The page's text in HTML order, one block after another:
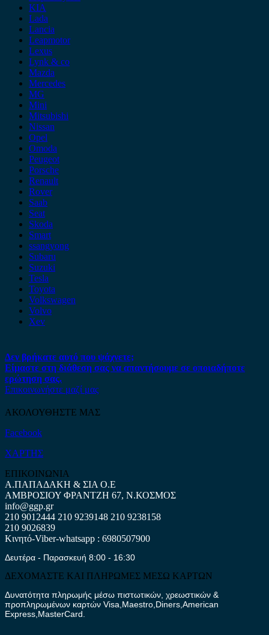
KIA
Lada
Lancia
Leapmotor
Lexus
Lynk & co
Mazda
Mercedes
MG
Mini
Mitsubishi
Nissan
Opel
Omoda
Peugeot
Porsche
Renault
Rover
Saab
Seat
Skoda
Smart
ssangyong
Subaru
Suzuki
Tesla
Toyota
Volkswagen
Volvo
Xev
Δεν βρήκατε αυτό που ψάχνετε;
Είμαστε στη διάθεση σας να απαντήσουμε σε οποιαδήποτε
ερώτηση σας.
Επικοινωνήστε μαζί μας
ΑΚΟΛΟΥΘΗΣΤΕ ΜΑΣ
Facebook
ΧΑΡΤΗΣ
ΕΠΙΚΟΙΝΩΝΙΑ
Α.ΠΑΠΑΔΑΚΗ & ΣΙΑ Ο.Ε
ΑΜΒΡΟΣΙΟΥ ΦΡΑΝΤΖΗ 67, Ν.ΚΟΣΜΟΣ
info@ggp.gr
210 9012444 210 9239148 210 9238158
210 9026839
Κινητό-Viber-whatsapp : 6980507900
Δευτέρα - Παρασκευή 8:00 - 16:30
ΔΕΧΟΜΑΣΤΕ ΚΑΙ ΠΛΗΡΩΜΕΣ ΜΕΣΩ ΚΑΡΤΩΝ
Δυνατότητα πληρωμής μέσω πιστωτικών, χρεωστικών &
προπληρωμένων καρτών Visa,Maestro,Diners,American
Express,MasterCard.